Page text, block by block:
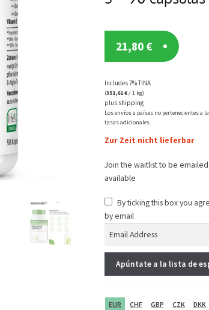
21,80 €
Includes 7% TINA
(351,61€/ 1 kg)
plus shipping
Los envíos a países no pertenecientes a
tasas adicionales.
Zur Zeit nicht lieferbar
Join the waitlist to be
available
By ticking this box you
by email
t
y
Apúntate a la lista de
EUR CHF GBP CZK DKK